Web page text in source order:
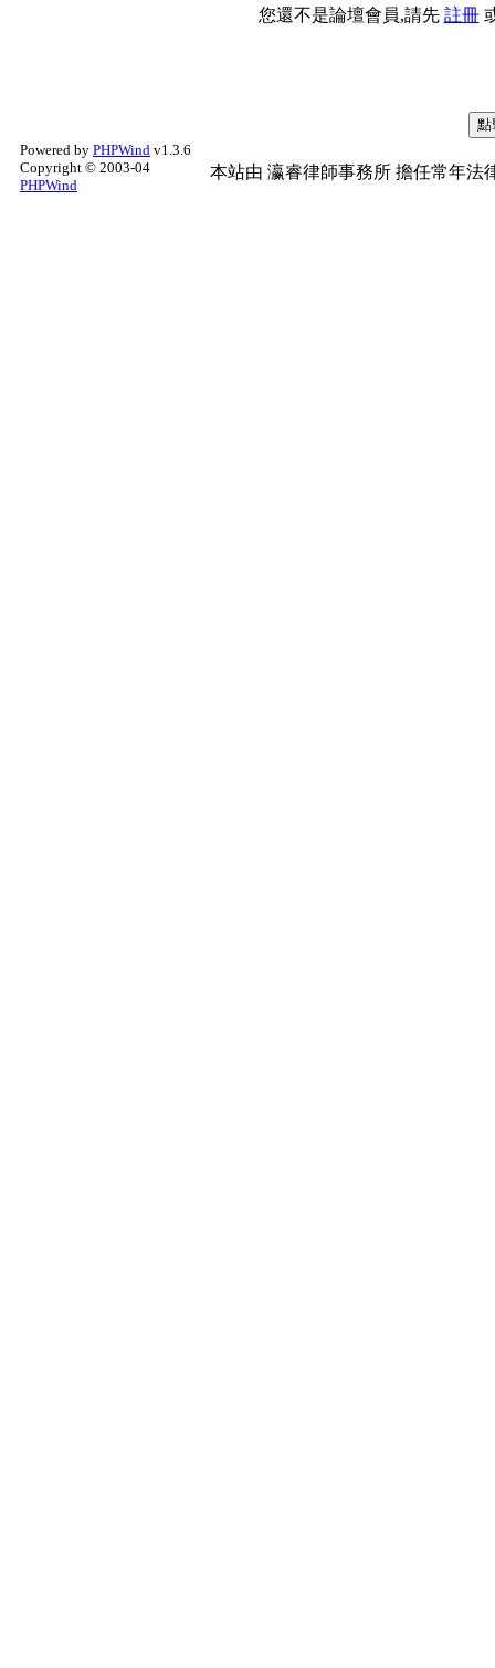
您還不是論壇會員,請先 註冊
Powered by PHPWind v1.3.6
Copyright © 2003-04
PHPWind
本站由 瀛睿律師事務所 擔任常年法